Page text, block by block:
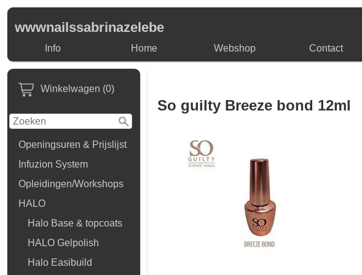
wwwnailssabrinazelebe
Info Home Webshop Contact
Winkelwagen (0)
Openingsuren & Prijslijst
Infuzion System
Opleidingen/Workshops
HALO
Halo Base & topcoats
HALO Gelpolish
Halo Easibuild
So guilty Breeze bond 12ml